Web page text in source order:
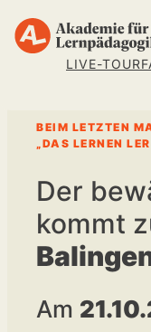
LIVE-TOUR
BEIM LETZTEN
„DAS LERNEN
Der
kommt
Am